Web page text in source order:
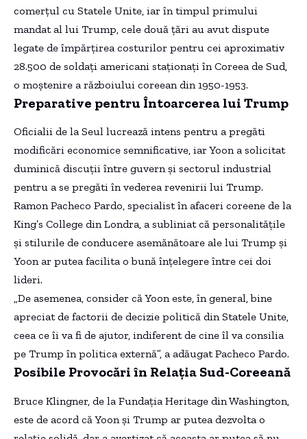
comerțul cu Statele Unite, iar în timpul primului
mandat al lui Trump, cele două țări au avut dispute
legate de împărțirea costurilor pentru cei aproximativ
28.500 de soldați americani staționați în Coreea de Sud,
o moștenire a războiului coreean din 1950-1953.
Preparative pentru Întoarcerea lui Trump
Oficialii de la Seul lucrează intens pentru a pregăti
modificări economice semnificative, iar Yoon a solicitat
duminică discuții între guvern și sectorul industrial
pentru a se pregăti în vederea revenirii lui Trump.
Ramon Pacheco Pardo, specialist în afaceri coreene de la
King’s College din Londra, a subliniat că personalitățile
și stilurile de conducere asemănătoare ale lui Trump și
Yoon ar putea facilita o bună înțelegere între cei doi
lideri.
„De asemenea, consider că Yoon este, în general, bine
apreciat de factorii de decizie politică din Statele Unite,
ceea ce îi va fi de ajutor, indiferent de cine îl va consilia
pe Trump în politica externă”, a adăugat Pacheco Pardo.
Posibile Provocări în Relația Sud-Coreeană
Bruce Klingner, de la Fundația Heritage din Washington,
este de acord că Yoon și Trump ar putea dezvolta o